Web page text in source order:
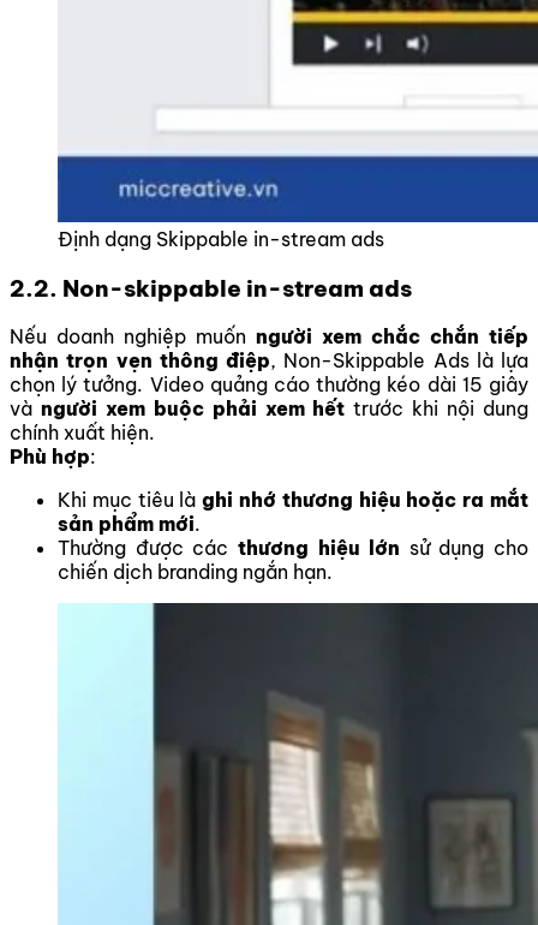
Định dạng Skippable in-stream ads
2.2. Non-skippable in-stream ads
Nếu doanh nghiệp muốn người xem chắc chắn tiếp
nhận trọn vẹn thông điệp, Non-Skippable Ads là lựa
chọn lý tưởng. Video quảng cáo thường kéo dài 15 giây
và người xem buộc phải xem hết trước khi nội dung
chính xuất hiện.
Phù hợp:
Khi mục tiêu làghi nhớ thương hiệu hoặc ra mắt
sản phẩm mới.
Thường được các thương hiệu lớn sử dụng cho
chiến dịch branding ngắn hạn.